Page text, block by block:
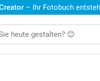
– Ihr Fotobuch